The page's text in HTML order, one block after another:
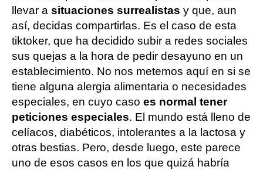
llevar a situaciones surrealistas y que, aun
así, decidas compartirlas. Es el caso de esta
tiktoker, que ha decidido subir a redes sociales
sus quejas a la hora de pedir desayuno en un
establecimiento. No nos metemos aquí en si se
tiene alguna alergia alimentaria o necesidades
especiales, en cuyo caso es normal tener
peticiones especiales. El mundo está lleno de
celíacos, diabéticos, intolerantes a la lactosa y
otras bestias. Pero, desde luego, este parece
uno de esos casos en los que quizá habría